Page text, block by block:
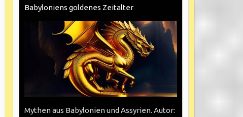
Babyloniens goldenes Zeitalter
Mythen aus Babylonien und Assyrien. Autor: